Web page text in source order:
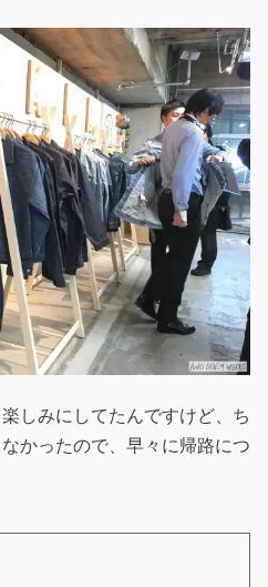
しみにしてたんですけど、ち
かったので、早々に帰路につ